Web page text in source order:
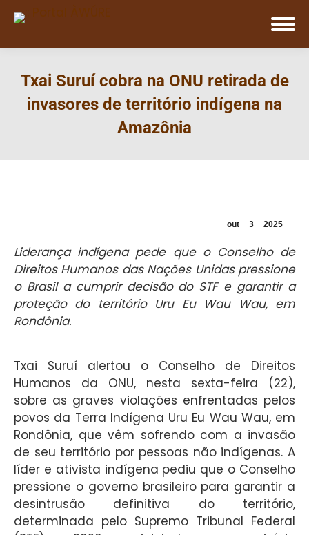
Txai Suruí cobra na ONU retirada de
invasores de território indígena na
Amazônia
out 3 2025
Liderança indígena pede que o Conselho de
Direitos Humanos das Nações Unidas pressione
o Brasil a cumprir decisão do STF e garantir a
proteção do território Uru Eu Wau Wau, em
Rondônia.
Txai Suruí alertou o Conselho de Direitos
Humanos da ONU, nesta sexta-feira (22),
sobre as graves violações enfrentadas pelos
povos da Terra Indígena Uru Eu Wau Wau, em
Rondônia, que vêm sofrendo com a invasão
de seu território por pessoas não indígenas. A
líder e ativista indígena pediu que o Conselho
pressione o governo brasileiro para garantir a
desintrusão definitiva do território,
determinada pelo Supremo Tribunal Federal